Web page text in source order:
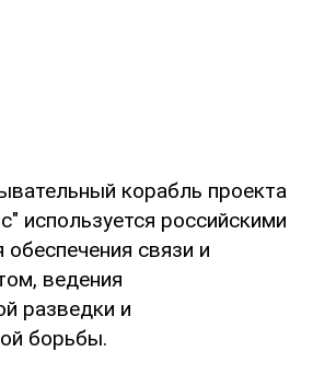
корабль проекта
используется российскими
связи и
ведения
разведки и
борьбы.